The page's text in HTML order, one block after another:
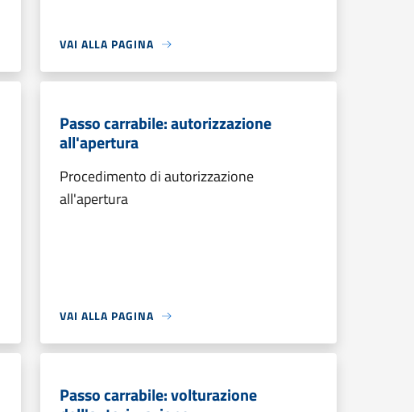
VAI ALLA PAGINA
Passo carrabile: autorizzazione
all'apertura
Procedimento di autorizzazione
all'apertura
VAI ALLA PAGINA
Passo carrabile: volturazione